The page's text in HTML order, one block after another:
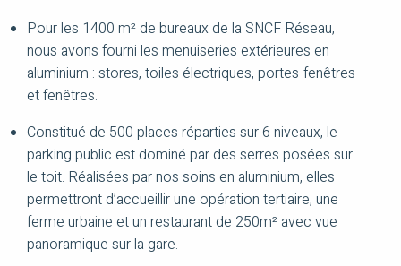
Pour les 1400 m² de bureaux de la SNCF Réseau,
nous avons fourni les menuiseries extérieures en
aluminium : stores, toiles électriques, portes-fenêtres
et fenêtres.
Constitué de 500 places réparties sur 6 niveaux, le
parking public est dominé par des serres posées sur
le toit. Réalisées par nos soins en aluminium, elles
permettront d’accueillir une opération tertiaire, une
ferme urbaine et un restaurant de 250m² avec vue
panoramique sur la gare.